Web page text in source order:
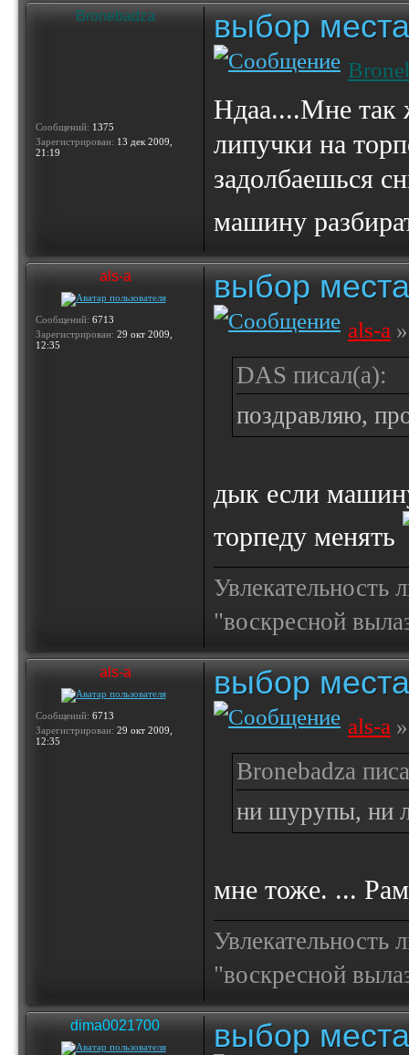
Bronebadza
Сообщений: 1375
Зарегистрирован: 13 дек 2009,
21:19
выбор
Ндаа....Мне так
липучки на
задолбаешься
машину
als-a
Сообщений: 6713
Зарегистрирован: 29 окт 2009,
12:35
выбор
als-a
DAS писал(а):
поздравляю,
дык если
торпеду менять
Увлекательность
"воскресной
als-a
Сообщений: 6713
Зарегистрирован: 29 окт 2009,
12:35
выбор
als-a
Bronebadza
ни шурупы, ни
мне тоже. ...
Увлекательность
"воскресной
dima0021700 выбор